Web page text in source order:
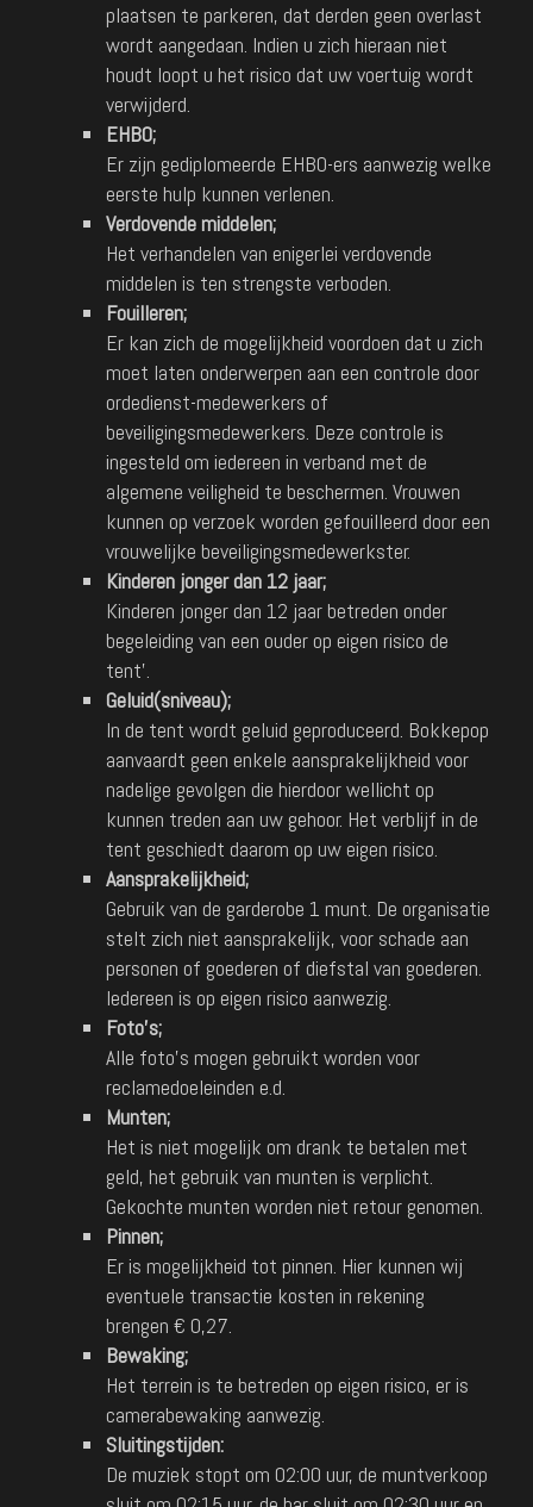
plaatsen te parkeren, dat derden geen overlast
wordt aangedaan. Indien u zich hieraan niet
houdt loopt u het risico dat uw voertuig wordt
verwijderd.
EHBO;
Er zijn gediplomeerde EHBO-ers aanwezig welke
eerste hulp kunnen verlenen.
Verdovende middelen;
Het verhandelen van enigerlei verdovende
middelen is ten strengste verboden.
Fouilleren;
Er kan zich de mogelijkheid voordoen dat u zich
moet laten onderwerpen aan een controle door
ordedienst-medewerkers of
beveiligingsmedewerkers. Deze controle is
ingesteld om iedereen in verband met de
algemene veiligheid te beschermen. Vrouwen
kunnen op verzoek worden gefouilleerd door een
vrouwelijke beveiligingsmedewerkster.
Kinderen jonger dan 12 jaar;
Kinderen jonger dan 12 jaar betreden onder
begeleiding van een ouder op eigen risico de
tent’.
Geluid(sniveau);
In de tent wordt geluid geproduceerd. Bokkepop
aanvaardt geen enkele aansprakelijkheid voor
nadelige gevolgen die hierdoor wellicht op
kunnen treden aan uw gehoor. Het verblijf in de
tent geschiedt daarom op uw eigen risico.
Aansprakelijkheid;
Gebruik van de garderobe 1 munt. De organisatie
stelt zich niet aansprakelijk, voor schade aan
personen of goederen of diefstal van goederen.
Iedereen is op eigen risico aanwezig.
Foto’s;
Alle foto’s mogen gebruikt worden voor
reclamedoeleinden e.d.
Munten;
Het is niet mogelijk om drank te betalen met
geld, het gebruik van munten is verplicht.
Gekochte munten worden niet retour genomen.
Pinnen;
Er is mogelijkheid tot pinnen. Hier kunnen wij
eventuele transactie kosten in rekening
brengen € 0,27.
Bewaking;
Het terrein is te betreden op eigen risico, er is
camerabewaking aanwezig.
Sluitingstijden:
De muziek stopt om 02:00 uur, de muntverkoop